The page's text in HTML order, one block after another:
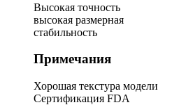
Высокая точность
высокая размерная
стабильность
Примечания
Хорошая текстура модели
Сертификация FDA